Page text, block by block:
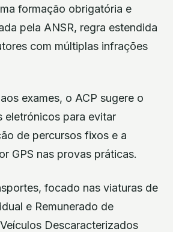
formação obrigatória e
pela ANSR, regra estendida
com múltiplas infrações
exames, o ACP sugere o
eletrónicos para evitar
de percursos fixos e a
GPS nas provas práticas.
focado nas viaturas de
e Remunerado de
Descaracterizados